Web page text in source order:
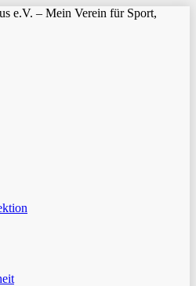
e.V. – Mein Verein für Sport,